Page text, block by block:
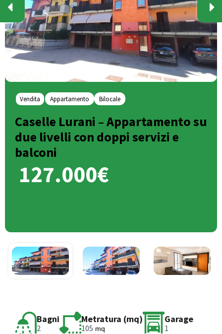
Vendita Appartamento Bilocale
Caselle Lurani – Appartamento su
due livelli con doppi servizi e
balconi
127.000€
Bagni
2
Metratura (mq)
105 mq
Garage
1